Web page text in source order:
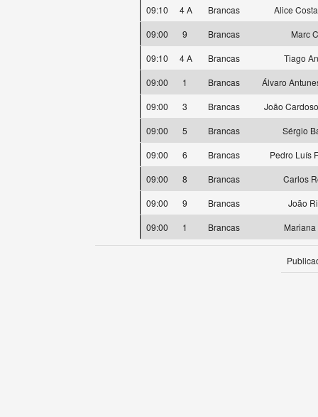
09:10
4 A Brancas
Alice
09:00
9 Brancas
Marc
09:10
4 A Brancas
Tiago
09:00
1 Brancas
Álvaro
09:00
3 Brancas
João
09:00
5 Brancas
Sérgio
09:00
6 Brancas
Pedro Luís
09:00
8 Brancas
Carlos
09:00
9 Brancas
João
09:00
1 Brancas